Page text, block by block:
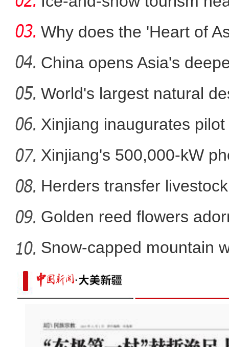
新疆雅丹地貌雪后
Why does the 'Heart of
China opens Asia's
World's largest natural
Xinjiang inaugurates
Xinjiang's 500,000-kW
pro
Herders transfer
Golden reed flowers
Snow-capped mountain
X